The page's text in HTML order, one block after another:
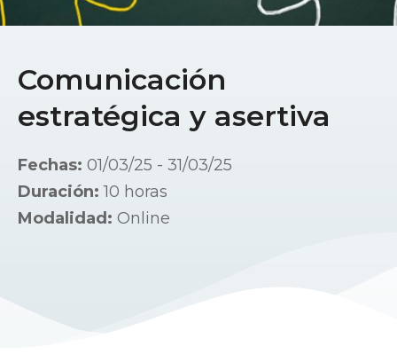
Comunicación
estratégica y asertiva
Fechas: 01/03/25 - 31/03/25
Duración:10 horas
Modalidad: Online